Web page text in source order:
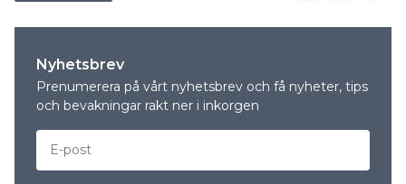
Nyhetsbrev
Prenumerera på vårt nyhetsbrev och få nyheter, tips
och bevakningar rakt ner i inkorgen